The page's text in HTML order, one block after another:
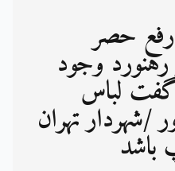
رفع حصر
وجود
گفت لباس
/شهردار تهران
باشد